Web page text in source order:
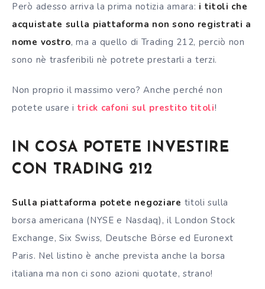
Però adesso arriva la prima notizia amara: i titoli che
acquistate sulla piattaforma non sono registrati a
nome vostro, ma a quello di Trading 212, perciò non
sono nè trasferibili nè potrete prestarli a terzi.
Non proprio il massimo vero? Anche perché non
potete usare i trick cafoni sul prestito titoli!
IN COSA POTETE INVESTIRE
CON TRADING 212
Sulla piattaforma potete negoziare titoli sulla
borsa americana (NYSE e Nasdaq), il London Stock
Exchange, Six Swiss, Deutsche Börse ed Euronext
Paris. Nel listino è anche prevista anche la borsa
italiana ma non ci sono azioni quotate, strano!